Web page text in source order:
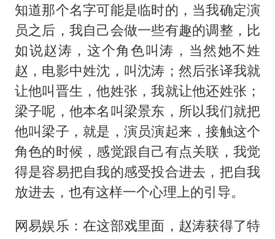
知道那个名字可能是临时的，当我确定演
员之后，我自己会做一些有趣的调整，比
如说赵涛，这个角色叫涛，当然她不姓
赵，电影中姓沈，叫沈涛；然后张译我就
让他叫晋生，他姓张，我就让他还姓张；
梁子呢，他本名叫梁景东，所以我们就把
他叫梁子，就是，演员演起来，接触这个
角色的时候，感觉跟自己有点关联，我觉
得是容易把自我的感受投合进去，把自我
放进去，也有这样一个心理上的引导。
网易娱乐：在这部戏里面，赵涛获得了特